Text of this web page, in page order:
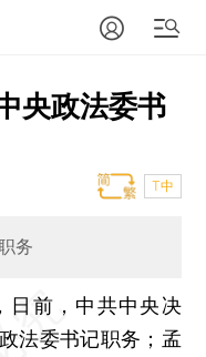
央政法委书
T中
务
前，中共中央决
法委书记职务；孟